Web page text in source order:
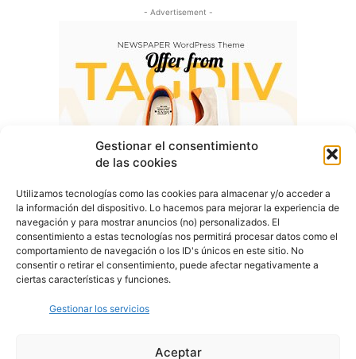
Gestionar el consentimiento
de las cookies
Utilizamos tecnologías como las cookies para almacenar y/o acceder a
la información del dispositivo. Lo hacemos para mejorar la experiencia de
navegación y para mostrar anuncios (no) personalizados. El
consentimiento a estas tecnologías nos permitirá procesar datos como el
comportamiento de navegación o los ID's únicos en este sitio. No
consentir o retirar el consentimiento, puede afectar negativamente a
ciertas características y funciones.
Gestionar los servicios
Aceptar
- Advertisement -